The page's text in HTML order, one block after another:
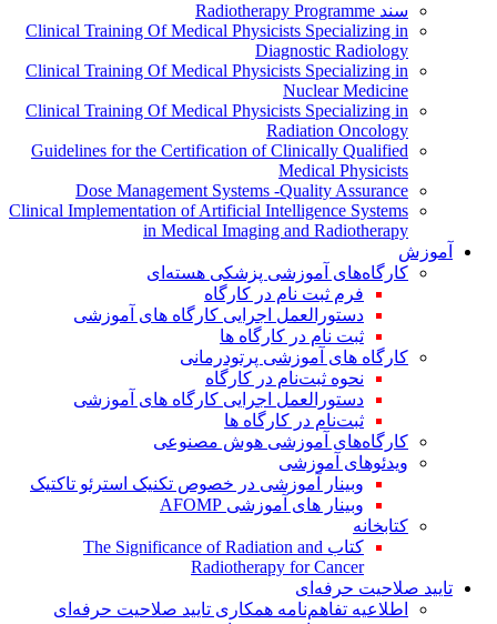
سند Radiotherapy Programme
Clinical Training Of Medical Physicists Specializing in
Diagnostic Radiology
Clinical Training Of Medical Physicists Specializing in
Nuclear Medicine
Clinical Training Of Medical Physicists Specializing in
Radiation Oncology
Guidelines for the Certification of Clinically Qualified
Medical Physicists
Dose Management Systems -Quality Assurance
Clinical Implementation of Artificial Intelligence Systems
in Medical Imaging and Radiotherapy
آموزش
کارگاه‌های آموزشی پزشکی هسته‌ای
فرم ثبت نام در کارگاه
دستورالعمل اجرایی کارگاه های آموزشی
ثبت نام در کارگاه ها
کارگاه های آموزشی پرتودرمانی
نحوه ثبت‌نام در کارگاه
دستورالعمل اجرایی کارگاه های آموزشی
ثبت‌نام در کارگاه ها
کارگاه‌های آموزشی هوش مصنوعی
ویدئوهای آموزشی
وبینار آموزشی در خصوص تکنیک استرئو تاکتیک
وبینار های آموزشی AFOMP
کتابخانه
کتاب The Significance of Radiation and
Radiotherapy for Cancer
تایید صلاحیت حرفه‌ای
اطلاعیه تفاهم‌نامه همکاری تایید صلاحیت حرفه‌ای